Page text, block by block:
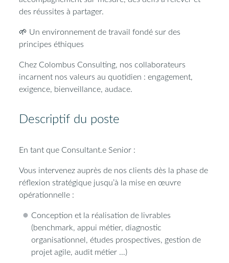
des réussites à partager.
🌱 Un environnement de travail fondé sur des
principes éthiques
Chez Colombus Consulting, nos collaborateurs
incarnent nos valeurs au quotidien :engagement,
exigence, bienveillance, audace.
Descriptif du poste
En tant que Consultant.e Senior :
Vous intervenez auprès de nos clients dès la phase de
réflexion stratégique jusqu’à la mise en œuvre
opérationnelle :
Conception et la réalisation de livrables
(benchmark, appui métier, diagnostic
organisationnel, études prospectives, gestion de
projet agile, audit métier …)